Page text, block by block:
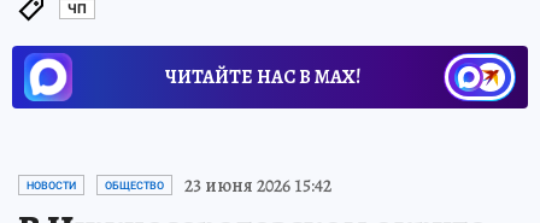
ЧП
ЧИТАЙТЕ НАС В МАХ!
НОВОСТИ ОБЩЕСТВО 23 июня 2026 15:42